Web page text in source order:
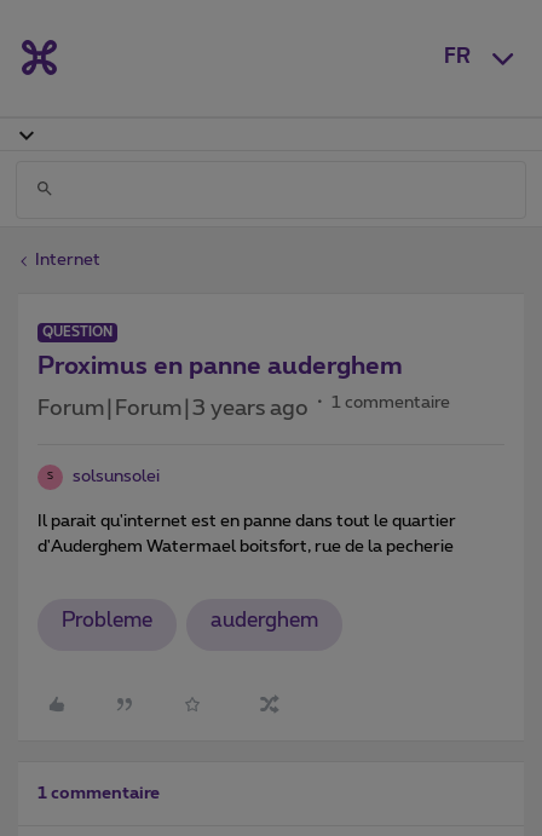
FR
Internet
QUESTION
Proximus en panne auderghem
Forum|Forum|3 years ago 1 commentaire
S solsunsolei
Il parait qu'internet est en panne dans tout le quartier
d'Auderghem Watermael boitsfort, rue de la pecherie
Probleme auderghem
1 commentaire